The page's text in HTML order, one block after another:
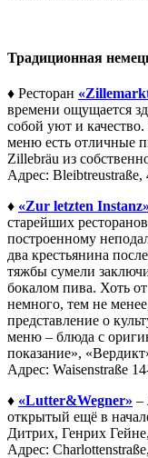
Традиционная
♦ Ресторан
времени ощущается
собой уют и
меню есть отличные
Zillebräu из
Адрес: Bleibtreustraße,
♦ «Zur letzten Instanz»
старейших
построенному
два крестьянина
тяжбы сумели
бокалом пива. Хоть
немного, тем не
представление о
меню – блюда с
показание»,
Адрес: Waisenstraße
♦ «Lutter&Wegner» –
открытый ещё в
Дитрих, Генрих
Адрес: